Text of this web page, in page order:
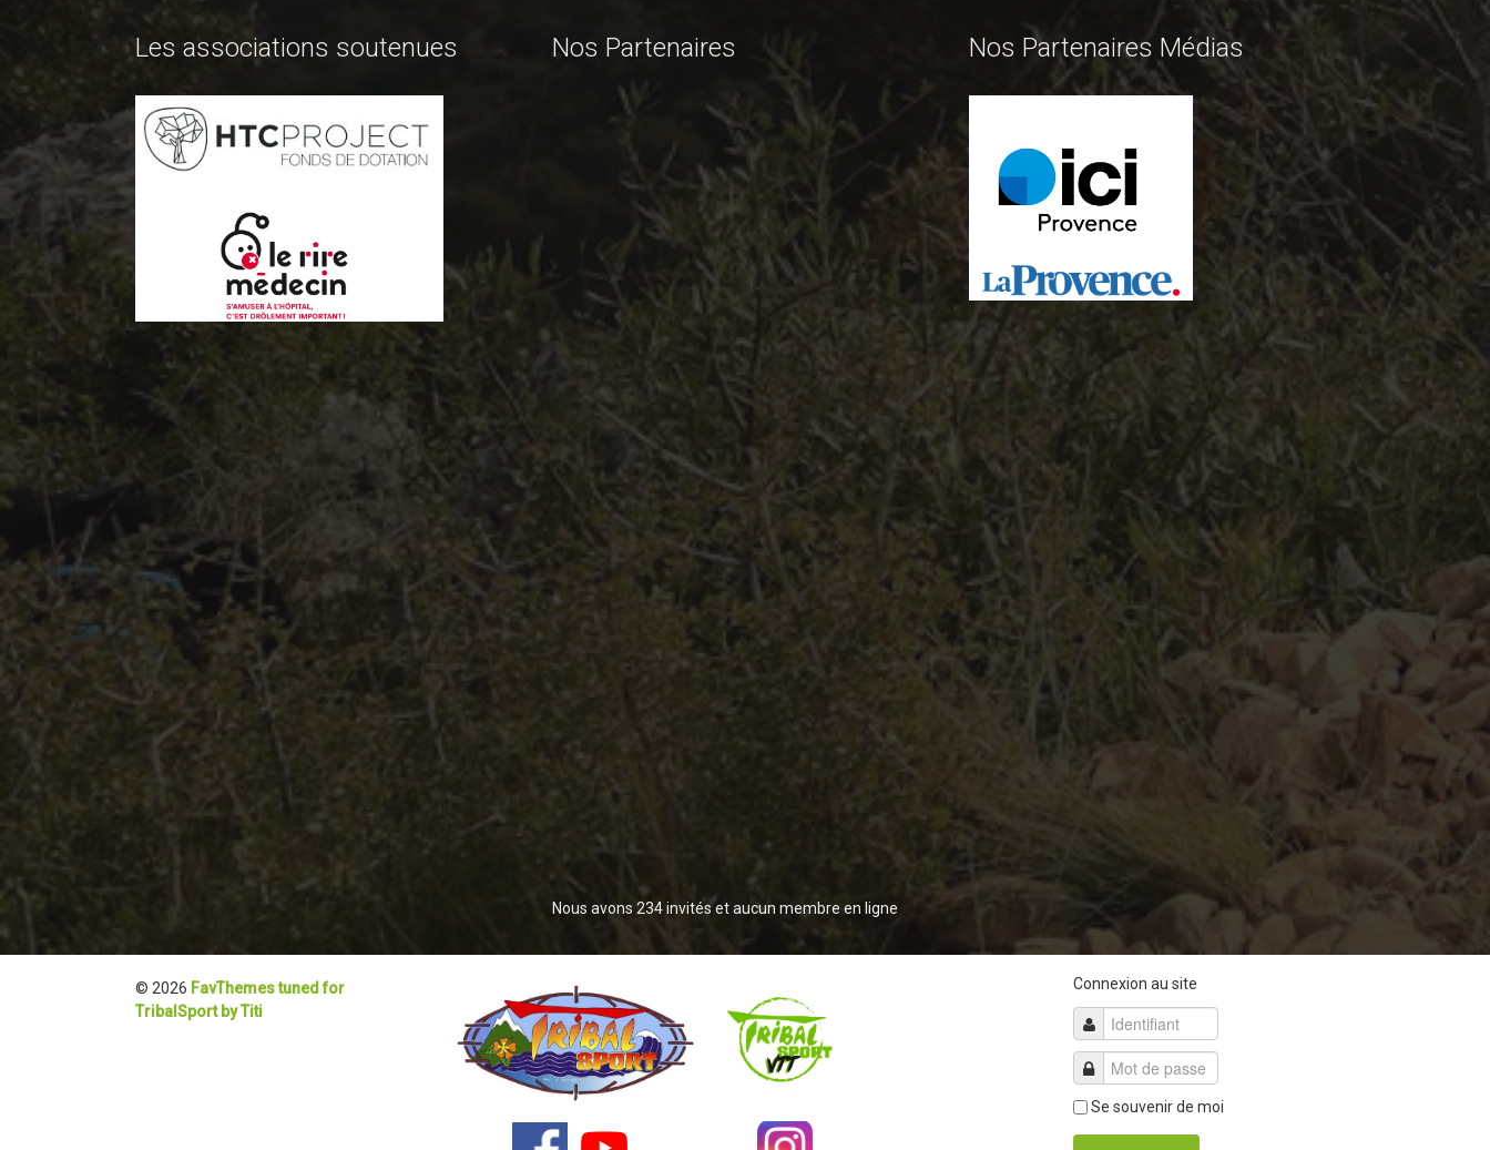
Les associations soutenues Nos Partenaires
Nous avons 234 invités et aucun membre en ligne
Nos Partenaires Médias
© 2026 FavThemes tuned for
TribalSport by Titi
Connexion au site
Se souvenir de moi